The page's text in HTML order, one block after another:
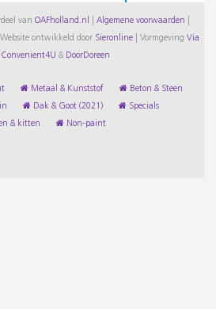
van OAFholland.nl Algemene voorwaarden
Website ontwikkeld door Sieronline Vormgeving Via
Convenient4U & DoorDoreen
Metaal & Kunststof Beton & Steen
Dak & Goot (2021) Specials
& kitten Non-paint